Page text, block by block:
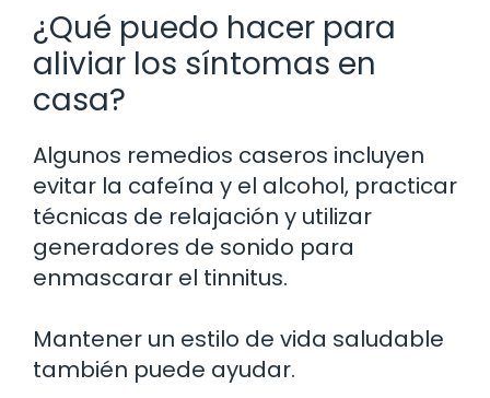
¿Qué puedo hacer para
aliviar los síntomas en
casa?
Algunos remedios caseros incluyen
evitar la cafeína y el alcohol, practicar
técnicas de relajación y utilizar
generadores de sonido para
enmascarar el tinnitus.
Mantener un estilo de vida saludable
también puede ayudar.